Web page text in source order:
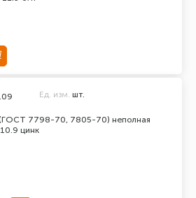
7798-70, 7805-70) неполная
цинк
Ед. изм. шт.